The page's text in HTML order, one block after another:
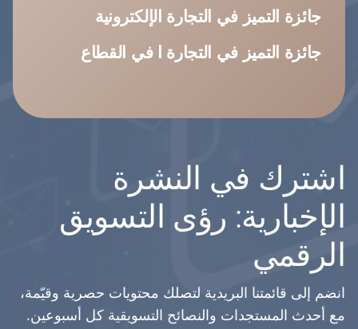
جائزة التميز في التجارة الإلكترونية
جائزة التميز في التجارة ا في القطاع
اشترك في النشرة
الإخبارية: رؤى التسويق
الرقمي
انضم إلى قائمتنا البريدية لتصلك محتويات حصرية وقيّمة،
مع أحدث المستجدات والنصائح التسويقية كل أسبوعين.